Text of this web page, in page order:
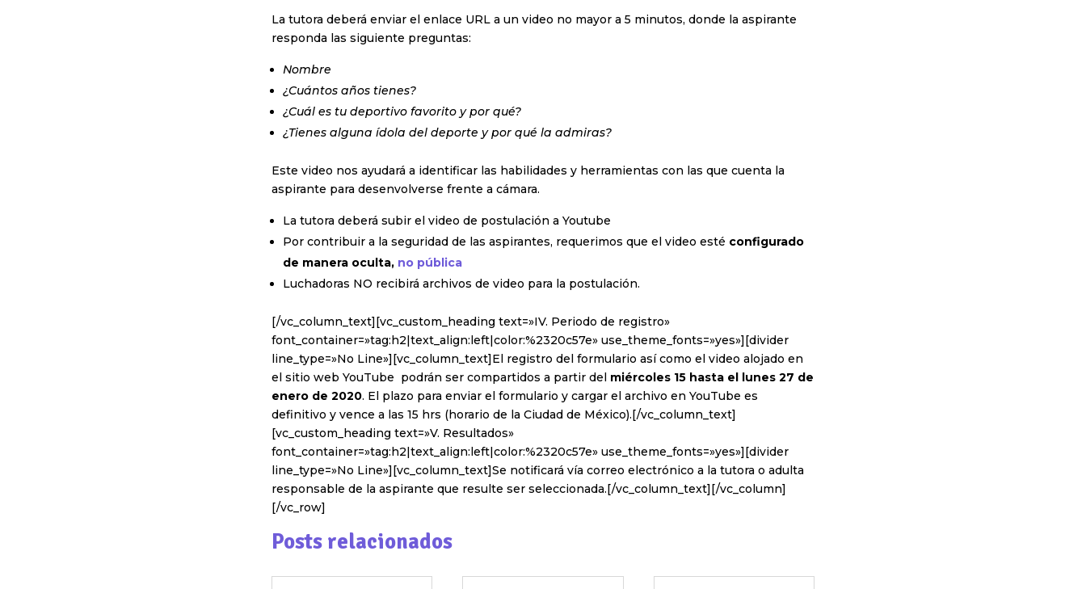
La tutora deberá enviar el enlace URL a un video no mayor a 5 minutos, donde la aspirante
responda las siguiente preguntas:
Nombre
¿Cuántos años tienes?
¿Cuál es tu deportivo favorito y por qué?
¿Tienes alguna ídola del deporte y por qué la admiras?
Este video nos ayudará a identificar las habilidades y herramientas con las que cuenta la
aspirante para desenvolverse frente a cámara.
La tutora deberá subir el video de postulación a Youtube
Por contribuir a la seguridad de las aspirantes, requerimos que el video esté configurado
de manera oculta, no pública
Luchadoras NO recibirá archivos de video para la postulación.
[/vc_column_text][vc_custom_heading text=»IV. Periodo de registro»
font_container=»tag:h2|text_align:left|color:%2320c57e» use_theme_fonts=»yes»][divider
line_type=»No Line»][vc_column_text]El registro del formulario así como el video alojado en
el sitio web YouTube podrán ser compartidos a partir del miércoles 15 hasta el lunes 27 de
enero de 2020. El plazo para enviar el formulario y cargar el archivo en YouTube es
definitivo y vence a las 15 hrs (horario de la Ciudad de México).[/vc_column_text]
[vc_custom_heading text=»V. Resultados»
font_container=»tag:h2|text_align:left|color:%2320c57e» use_theme_fonts=»yes»][divider
line_type=»No Line»][vc_column_text]Se notificará vía correo electrónico a la tutora o adulta
responsable de la aspirante que resulte ser seleccionada.[/vc_column_text][/vc_column]
[/vc_row]
Posts relacionados